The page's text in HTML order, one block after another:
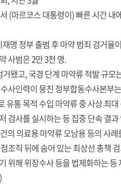
(마르코스 대통령이) 빠른 시간
명 정부 출범 후 마약 범죄 검거율
사범은 2만 3천 명.
됐고, 국경 단계 마약류 적발 규
사인력이 뭉친 정부합동수사본부
유통 목적 수입 마약류 중 사상 최
검사를 실시하는 등 집중 단속 결
의 의료용 마약류 오남용 등의 사
조직 뒤에 숨어 있는 최상선 총책
위해 위장수사 등을 법제화하는